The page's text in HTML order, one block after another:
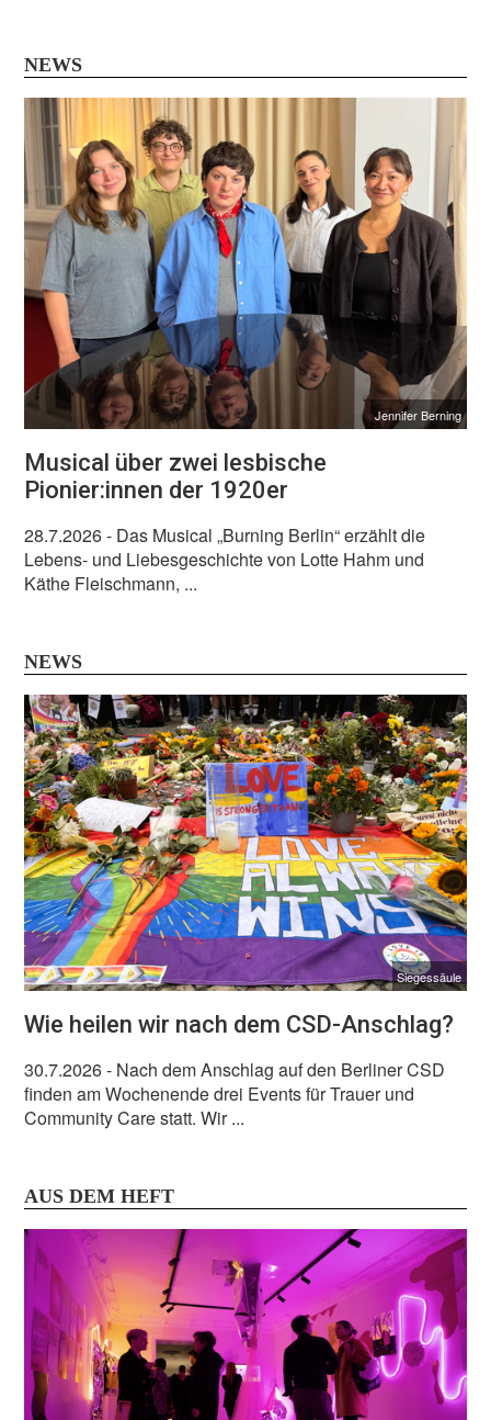
NEWS
Jennifer Berning
Musical über zwei lesbische
Pionier:innen der 1920er
28.7.2026- Das Musical „Burning Berlin“ erzählt die
Lebens- und Liebesgeschichte von Lotte Hahm und
Käthe Fleischmann, ...
NEWS
Siegessäule
Wie heilen wir nach dem CSD-Anschlag?
30.7.2026- Nach dem Anschlag auf den Berliner CSD
finden am Wochenende drei Events für Trauer und
Community Care statt. Wir ...
AUS DEM HEFT